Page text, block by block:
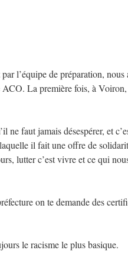
l’équipe de préparation, nous
La première fois, à
ne faut jamais désespérer, et
il fait une offre de
lutter c’est vivre et ce qui
on te demande des
le racisme le plus basique.